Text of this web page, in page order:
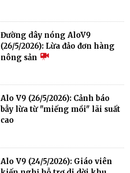
Đường dây nóng AloV9
(26/5/2026): Lừa đảo đơn hàng
nông sản
Alo V9 (26/5/2026): Cảnh báo
bẫy lừa từ "miếng mồi" lãi suất
cao
Alo V9 (24/5/2026): Giáo viên